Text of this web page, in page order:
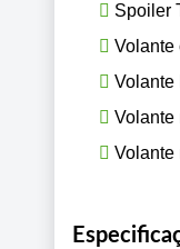
Spoiler
Volante
Volante
Volante
Volante